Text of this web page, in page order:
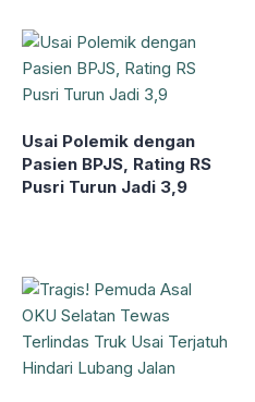
Usai Polemik dengan
Pasien BPJS, Rating RS
Pusri Turun Jadi 3,9